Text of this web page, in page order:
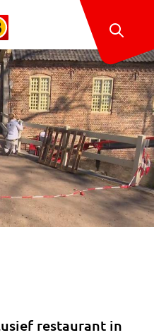
restaurant in